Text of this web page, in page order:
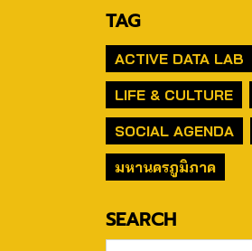
TAG
ACTIVE DATA LAB
LIFE & CULTURE
SOCIAL AGENDA
มหานครภูมิภาค
SEARCH